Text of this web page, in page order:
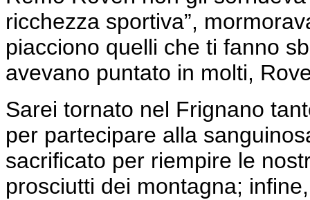
ricchezza sportiva”,
piacciono quelli che ti fanno
avevano puntato in molti,
Sarei tornato nel Frignano
per partecipare alla
sacrificato per riempire le
prosciutti dei montagna;